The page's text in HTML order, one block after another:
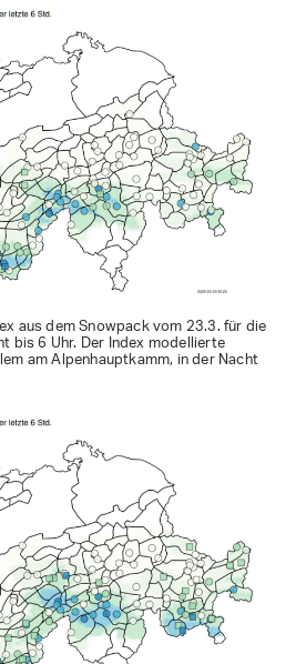
aus dem Snowpack vom 23.3. für die
6 Uhr. Der Index modellierte
am Alpenhauptkamm, in der Nacht